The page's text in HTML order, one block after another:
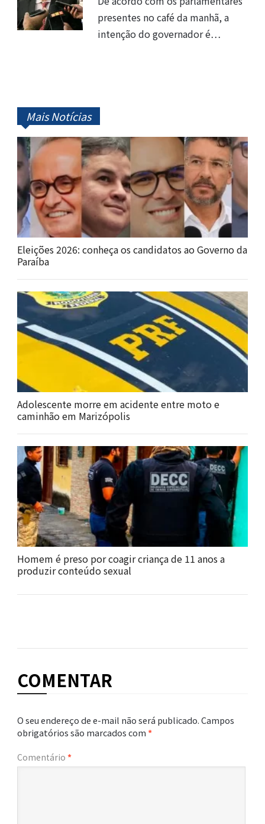
presentes no café da manhã, a
intenção do governador é…
Mais Notícias
Eleições 2026: conheça os candidatos ao Governo da
Paraíba
Adolescente morre em acidente entre moto e
caminhão em Marizópolis
Homem é preso por coagir criança de 11 anos a
produzir conteúdo sexual
COMENTAR
O seu endereço de e-mail não será publicado.Campos
obrigatórios são marcados com*
Comentário *